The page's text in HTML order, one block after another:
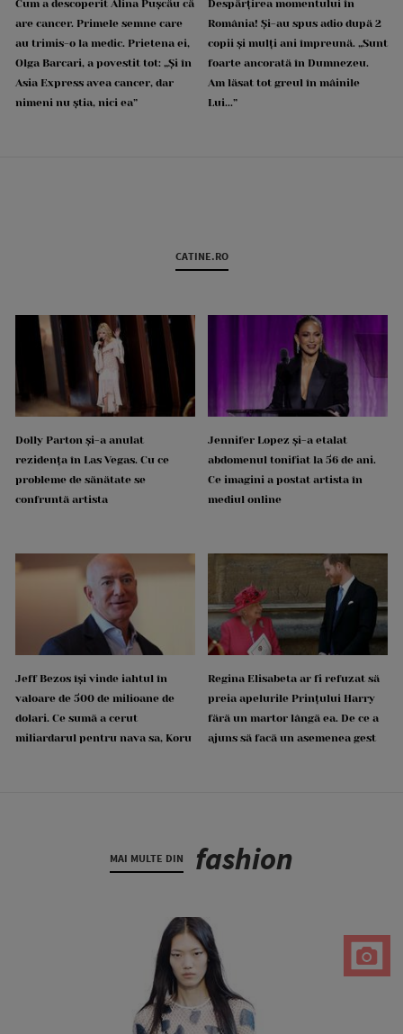
Cum a descoperit Alina Pușcău că
are cancer. Primele semne care
au trimis-o la medic. Prietena ei,
Olga Barcari, a povestit tot: „Și în
Asia Express avea cancer, dar
nimeni nu știa, nici ea”
Despărțirea momentului în
România! Și-au spus adio după 2
copii și mulți ani împreună. „Sunt
foarte ancorată în Dumnezeu.
Am lăsat tot greul în mâinile
Lui...”
CATINE.RO
Dolly Parton și-a anulat
rezidența în Las Vegas. Cu ce
probleme de sănătate se
confruntă artista
Jennifer Lopez și-a etalat
abdomenul tonifiat la 56 de ani.
Ce imagini a postat artista în
mediul online
Jeff Bezos își vinde iahtul în
valoare de 500 de milioane de
dolari. Ce sumă a cerut
miliardarul pentru nava sa, Koru
Regina Elisabeta ar fi refuzat să
preia apelurile Prințului Harry
fără un martor lângă ea. De ce a
ajuns să facă un asemenea gest
MAI MULTE DIN fashion